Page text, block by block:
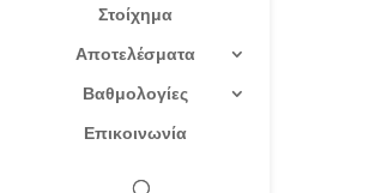
Στοίχημα
Αποτελέσματα
Βαθμολογίες
Επικοινωνία